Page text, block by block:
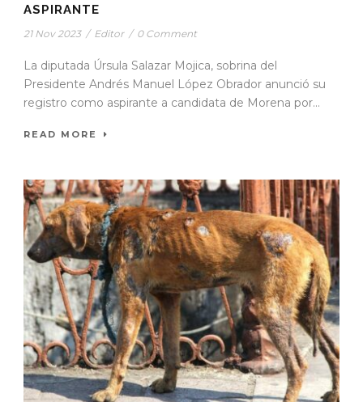
ASPIRANTE
21 Nov 2023 / Editor / 0 Comment
La diputada Úrsula Salazar Mojica, sobrina del
Presidente Andrés Manuel López Obrador anunció su
registro como aspirante a candidata de Morena por...
READ MORE